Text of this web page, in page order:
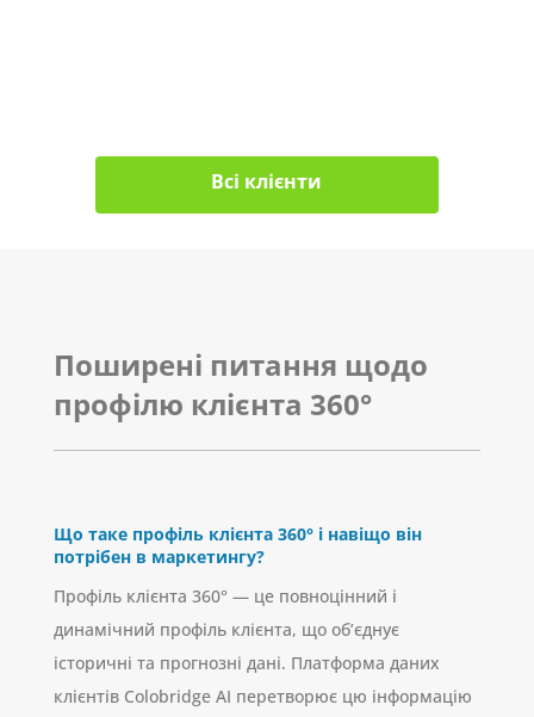
Всі клієнти
Поширені питання щодо
профілю клієнта 360°
Що таке профіль клієнта 360° і навіщо він
потрібен в маркетингу?
Профіль клієнта 360° — це повноцінний і
динамічний профіль клієнта, що об’єднує
історичні та прогнозні дані. Платформа даних
клієнтів Colobridge AI перетворює цю інформацію